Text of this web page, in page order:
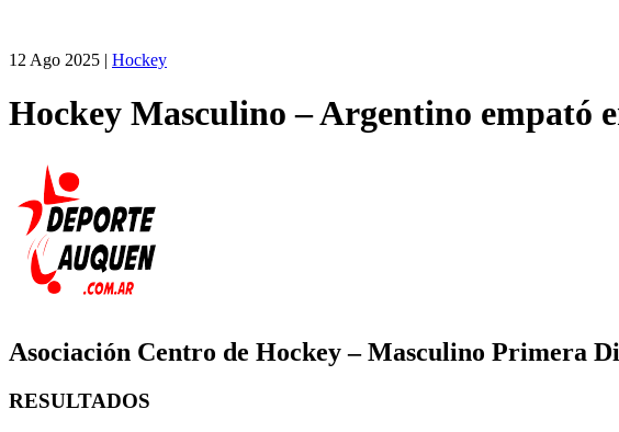
12 Ago 2025 | Hockey
Hockey Masculino – Argentino empató
Asociación Centro de Hockey – Masculino Primera
RESULTADOS